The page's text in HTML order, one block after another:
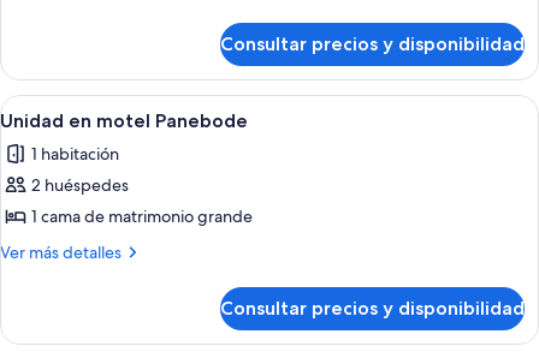
ejecutiva
Consultar precios y disponibilidad
Abrir
todas
las
fotos
de
Unidad
Panebode
Un dormitorio con una cama
5
Unidad en motel Panebode
1 habitación
2 huéspedes
1 cama de matrimonio grande
Ver más detalles
Más
en
Consultar precios y disponibilidad